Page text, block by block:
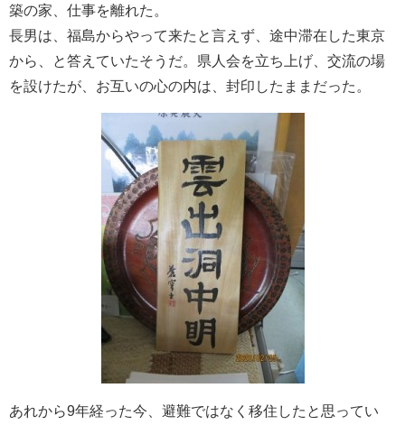
築の家、仕事を離れた。
長男は、福島からやって来たと言えず、途中滞在した東京
から、と答えていたそうだ。県人会を立ち上げ、交流の場
を設けたが、お互いの心の内は、封印したままだった。
あれから9年経った今、避難ではなく移住したと思ってい